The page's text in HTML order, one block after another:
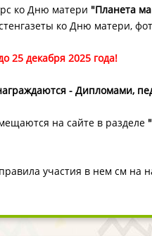
ко Дню матери "Планета
ко Дню матери,
25 декабря 2025 года!
- Дипломами,
на сайте в разделе
участия в нем см на